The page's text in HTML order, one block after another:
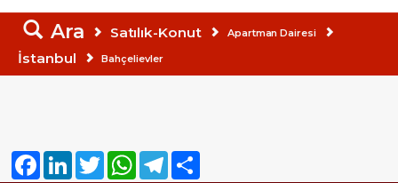
Ara Satılık-Konut Apartman Dairesi
İstanbul Bahçelievler
FacebookLinkedInTwitter WhatsAppTelegram